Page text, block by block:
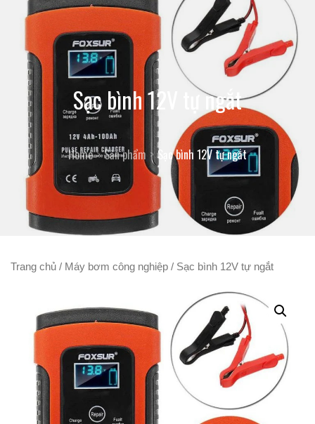
Sạc bình 12V tự ngắt
Home Sản phẩm Sạc bình 12V tự ngắt
Trang chủ / Máy bơm công nghiệp / Sạc bình 12V tự ngắt